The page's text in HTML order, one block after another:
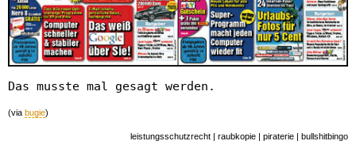
Das musste mal gesagt werden.
(via bugie)
leistungsschutzrecht | raubkopie | piraterie | bullshitbingo